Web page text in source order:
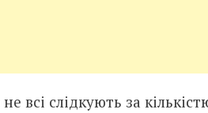
всі слідкують за